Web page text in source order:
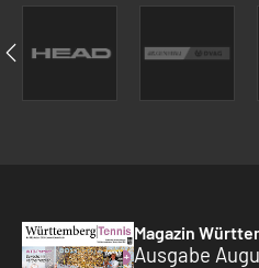
Magazin
Ausgabe